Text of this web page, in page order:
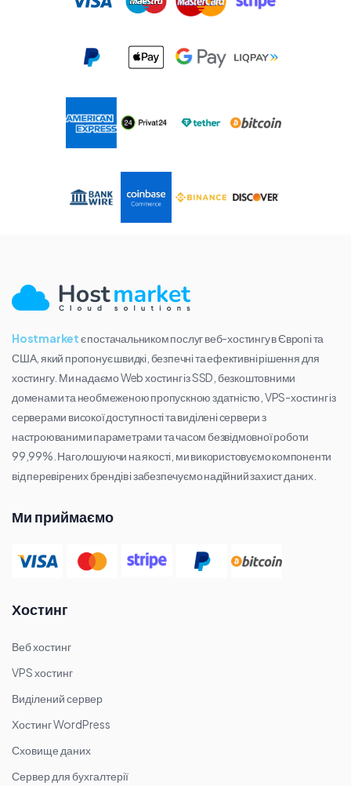
Hostmarketє постачальником послуг веб-хостингу в Європі та
США, який пропонує швидкі, безпечні та ефективні рішення для
хостингу. Ми надаємо Web хостинг із SSD, безкоштовними
доменами та необмеженою пропускною здатністю, VPS-хостинг із
серверами високої доступності та виділені сервери з
настроюваними параметрами та часом безвідмовної роботи
99,99%. Наголошуючи на якості, ми використовуємо компоненти
від перевірених брендів і забезпечуємо надійний захист даних.
Ми приймаємо
Хостинг
Веб хостинг
VPS хостинг
Виділений сервер
Хостинг WordPress
Сховище даних
Сервер для бухгалтерії